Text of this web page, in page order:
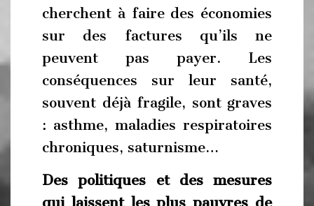
cherchent à faire des économies
sur des factures qu’ils ne
peuvent pas payer. Les
conséquences sur leur santé,
souvent déjà fragile, sont graves
: asthme, maladies respiratoires
chroniques, saturnisme…
Des politiques et des mesures
qui laissent les plus pauvres de